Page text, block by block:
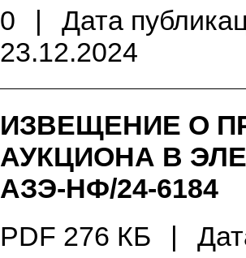
0
|
Дата
23.12.2024
ИЗВЕЩЕНИЕ О
АУКЦИОНА В
АЗЭ-НФ/24-6184
PDF 276 КБ
|